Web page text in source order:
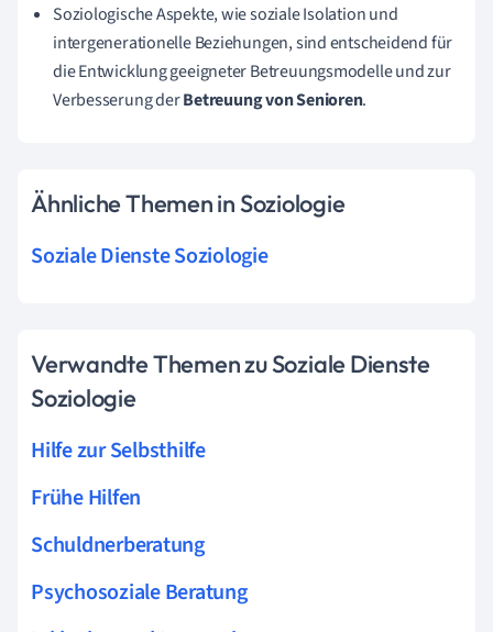
Soziologische Aspekte, wie soziale Isolation und
intergenerationelle Beziehungen, sind entscheidend für
die Entwicklung geeigneter Betreuungsmodelle und zur
Verbesserung derBetreuung von Senioren.
Ähnliche Themen in Soziologie
Soziale Dienste Soziologie
Verwandte Themen zu Soziale Dienste
Soziologie
Hilfe zur Selbsthilfe
Frühe Hilfen
Schuldnerberatung
Psychosoziale Beratung